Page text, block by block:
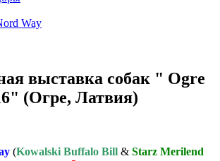
Way
выставка собак " Ogre
(Огре, Латвия)
(Kowalski Buffalo Bill & Starz Merilend